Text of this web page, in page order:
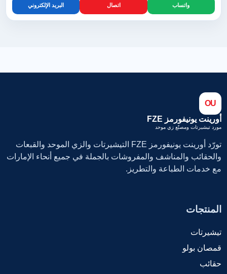
واتساب اتصال البريد الإلكتروني
OU
أورينت يونيفورمز FZE
مورد تيشيرتات ومصنّع زي موحد
تورّد أورينت يونيفورمز FZE التيشيرتات والزي الموحد والقبعات
والحقائب والمناشف والمفروشات بالجملة في جميع أنحاء الإمارات
مع خدمات الطباعة والتطريز.
المنتجات
تيشيرتات
قمصان بولو
حقائب